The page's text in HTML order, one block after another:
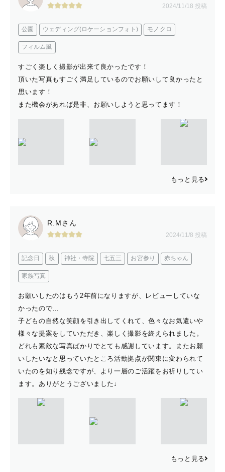
2024/11/18 投稿
公園 ウェディング(ロケーションフォト) モノクロ
フィルム風
すごく楽しく撮影が出来て良かったです！
頂いた写真もすごく満足しているのでお願いして良かったと
思います！
また機会があれば是非、お願いしようと思ってます！
もっと見る
R.Mさん
2024/11/8 投稿
記念日 秋 神社・寺院 七五三 お宮参り 赤ちゃん
家族写真
お願いしたのはもう2年前になりますが、レビューしていな
かったので…
子どもの自然な笑顔を引き出してくれて、色々なお気遣いや
様々な提案をしていただき、楽しく撮影を終えられました。
どれも素敵な写真ばかりでとても感謝しています。またお願
いしたいなと思っていたところ活動拠点が関東に変わられて
いたのを知り残念ですが、より一層のご活躍をお祈りしてい
ます。ありがとうございました♩
もっと見る